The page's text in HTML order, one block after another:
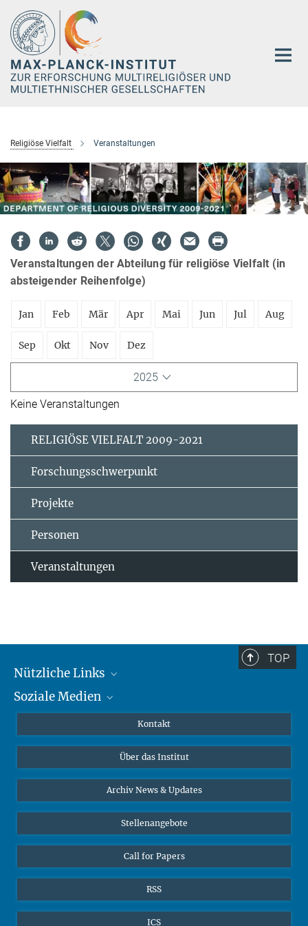
Hauptinhalt
Religiöse Vielfalt Veranstaltungen
Veranstaltungen der Abteilung für religiöse Vielfalt (in
absteigender Reihenfolge)
Jan Feb Mär Apr Mai Jun Jul Aug
Sep Okt Nov Dez
2025
Keine Veranstaltungen
RELIGIÖSE VIELFALT 2009-2021
Forschungsschwerpunkt
Projekte
Personen
Veranstaltungen
TOP
Nützliche Links
MMG Alumni Corner
Online-Vorträge
Interviews zum Thema "Diversity"
Soziale Medien
Bluesky
Kontakt
Über das Institut
Archiv News & Updates
Stellenangebote
Call for Papers
RSS
ICS